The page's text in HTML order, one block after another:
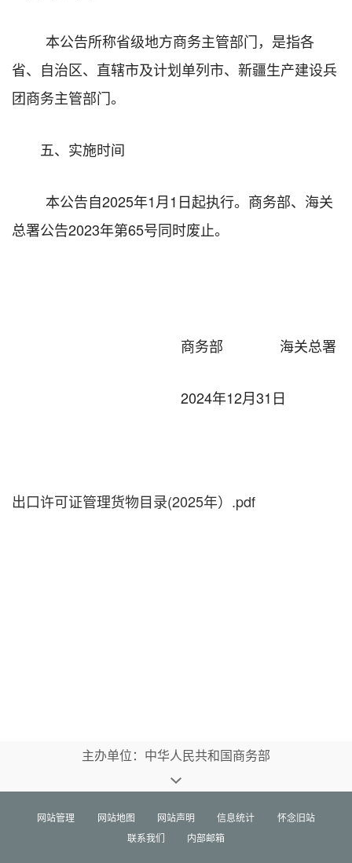
本公告所称省级地方商务主管部门，是指各
省、自治区、直辖市及计划单列市、新疆生产建设兵
团商务主管部门。
五、实施时间
本公告自2025年1月1日起执行。商务部、海关
总署公告2023年第65号同时废止。
商务部 海关总署
2024年12月31日
出口许可证管理货物目录(2025年）.pdf
主办单位：中华人民共和国商务部
网站管理 网站地图 网站声明 信息统计
怀念旧站
联系我们
内部邮箱